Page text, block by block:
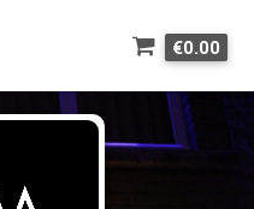
€0.00